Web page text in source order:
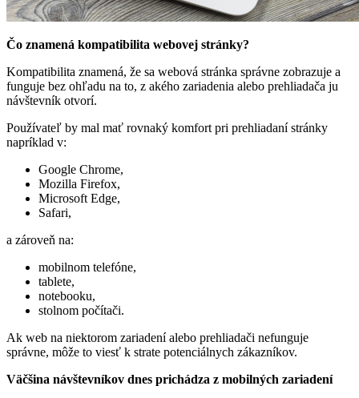
Čo znamená kompatibilita webovej stránky?
Kompatibilita znamená, že sa webová stránka správne zobrazuje a
funguje bez ohľadu na to, z akého zariadenia alebo prehliadača ju
návštevník otvorí.
Používateľ by mal mať rovnaký komfort pri prehliadaní stránky
napríklad v:
Google Chrome,
Mozilla Firefox,
Microsoft Edge,
Safari,
a zároveň na:
mobilnom telefóne,
tablete,
notebooku,
stolnom počítači.
Ak web na niektorom zariadení alebo prehliadači nefunguje
správne, môže to viesť k strate potenciálnych zákazníkov.
Väčšina návštevníkov dnes prichádza z mobilných zariadení